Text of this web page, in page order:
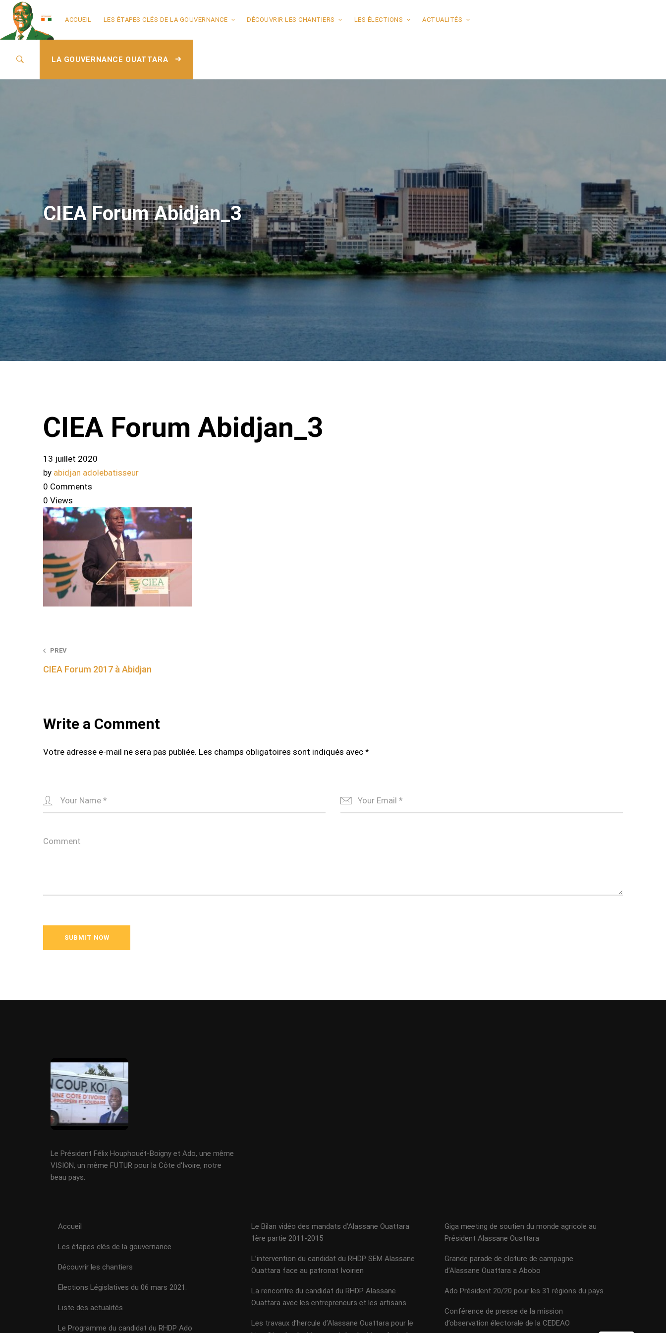
ACCUEIL LES ÉTAPES CLÉS DE LA GOUVERNANCE DÉCOUVRIR LES CHANTIERS LES ÉLECTIONS ACTUALITÉS
LA GOUVERNANCE OUATTARA
CIEA Forum Abidjan_3
CIEA Forum Abidjan_3
13 juillet 2020
by abidjan adolebatisseur
0 Comments
0 Views
Post
navigation
PREV
CIEA Forum 2017 à Abidjan
Write a Comment
Votre adresse e-mail ne sera pas publiée. Les champs obligatoires sont indiqués avec *
Le Président Félix Houphouët-Boigny et Ado, une même
VISION, un même FUTUR pour la Côte d'Ivoire, notre
beau pays.
Accueil
Les étapes clés de la gouvernance
Découvrir les chantiers
Elections Législatives du 06 mars 2021.
Liste des actualités
Le Programme du candidat du RHDP Ado
Le Bilan vidéo des mandats d’Alassane Ouattara
1ère partie 2011-2015
L’intervention du candidat du RHDP SEM Alassane
Ouattara face au patronat Ivoirien
La rencontre du candidat du RHDP Alassane
Ouattara avec les entrepreneurs et les artisans.
Les travaux d’hercule d’Alassane Ouattara pour le
Giga meeting de soutien du monde agricole au
Président Alassane Ouattara
Grande parade de cloture de campagne
d’Alassane Ouattara a Abobo
Ado Président 20/20 pour les 31 régions du pays.
Conférence de presse de la mission
d’observation électorale de la CEDEAO